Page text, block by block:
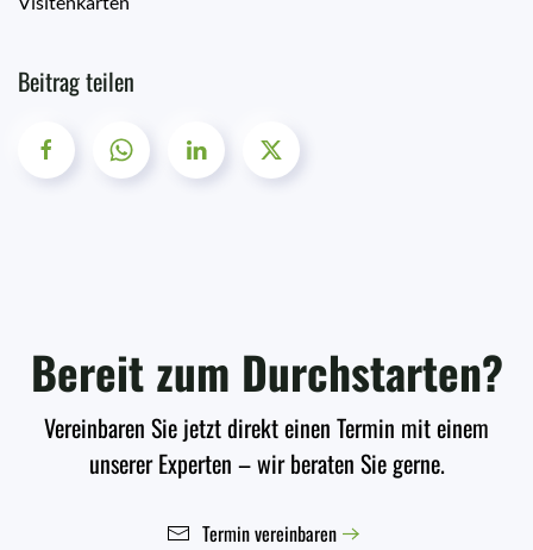
Beitrag teilen
Bereit zum Durchstarten?
Vereinbaren Sie jetzt direkt einen Termin mit einem
unserer Experten – wir beraten Sie gerne.
Termin vereinbaren